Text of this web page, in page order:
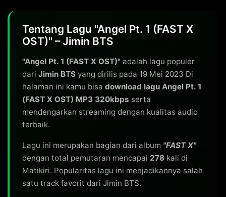
Tentang Lagu "Angel Pt. 1 (FAST X
OST)" – Jimin BTS
"Angel Pt. 1 (FAST X OST)" adalah lagu populer
dari Jimin BTS yang dirilis pada 19 Mei 2023 Di
halaman ini kamu bisa download lagu Angel Pt. 1
(FAST X OST) MP3 320kbps serta
mendengarkan streaming dengan kualitas audio
terbaik.
Lagu ini merupakan bagian dari album "FAST X"
dengan total pemutaran mencapai 278 kali di
Matikiri. Popularitas lagu ini menjadikannya salah
satu track favorit dari Jimin BTS.